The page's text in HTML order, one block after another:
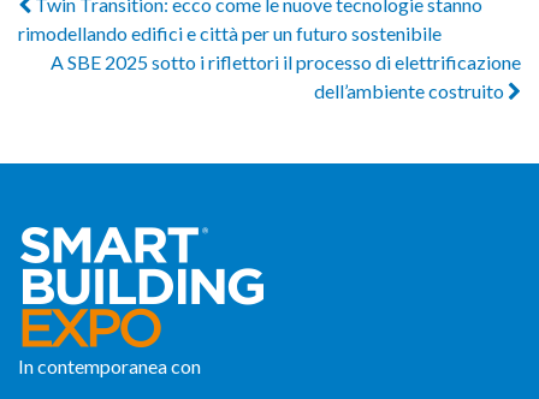
rimodellando edifici e città per un futuro sostenibile
A SBE 2025 sotto i riflettori il processo di elettrificazione
dell’ambiente costruito
In contemporanea con